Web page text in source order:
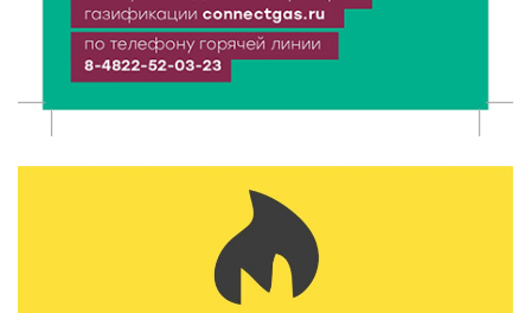
Без прав и лицензий: итоги проверки таксистов в
Твери
7 Авг 2026 16:02 277
рассказ о жизни пчёл
155
Открыт набор на программу амбассадоров для
студентов российских вузов